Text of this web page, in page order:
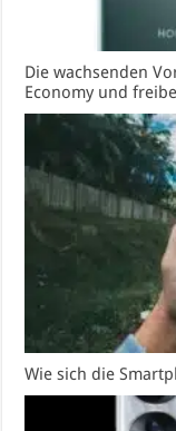
Die wachsenden
Economy und
Wie sich die